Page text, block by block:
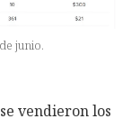
junio.
vendieron los